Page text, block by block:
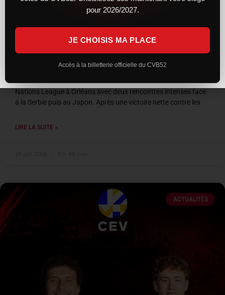
VNL 2026 : les Bleus entre confirmation et
frustration à Orléans
Nations League à Orléans avec deux rencontres intenses face
à la Serbie puis au Japon. Après une victoire nette contre les
LIRE LA SUITE »
ACTUALITÉS
pour 2026/2027.
JE CHOISIS MA PLACE
Accès à la billetterie officielle du CVB52